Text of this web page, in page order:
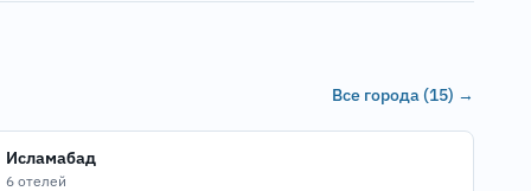
Все города (15) →
Исламабад
6 отелей